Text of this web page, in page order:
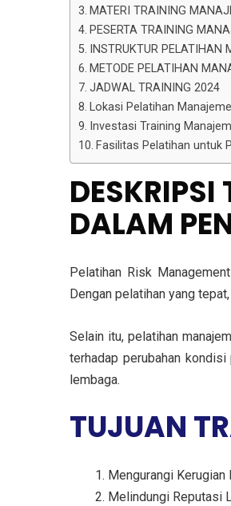
MATERI TRAINING
PESERTA TRAINING
INSTRUKTUR PELATIHAN
METODE PELATIHAN
JADWAL TRAINING 2024
Lokasi Pelatihan
Investasi Training
Fasilitas Pelatihan untuk
DALAM
Pelatihan Risk
Dengan pelatihan yang
Selain itu, pelatihan
terhadap perubahan
lembaga.
TUJUAN
Mengurangi Kerugian
Melindungi Reputasi